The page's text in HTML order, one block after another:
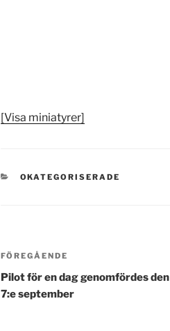
[Visa miniatyrer]
KATEGORIER
OKATEGORISERADE
Inläggsnavigering
Föregående
inlägg
FÖREGÅENDE
Pilot för en dag genomfördes den
7:e september